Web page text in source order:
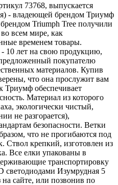
73768, выпускается
- владеющей брендом Триумф
Triumph Tree получили
всем мире, как
временем товары.
10 лет на свою продукцию,
покупателю
материалов. Купив
что она прослужит вам
Триумф обеспечивает
Материал из которого
экологически чистый,
не разгорается),
безопасности. Ветки
что не прогибаются под
Ствол крепкий, изготовлен из
Все елки упакованы в
транспортировку
светодиодами Изумрудная 5
сайте, или позвонив по